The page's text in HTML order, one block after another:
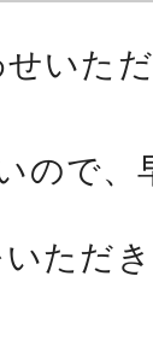
せいた
ので
ただ